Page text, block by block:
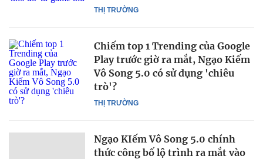
THỊ TRƯỜNG
THỊ TRƯỜNG
Chiếm top 1 Trending của Google
Play trước giờ ra mắt, Ngạo Kiếm
Vô Song 5.0 có sử dụng 'chiêu
trò'?
Ngạo KIếm Vô Song 5.0 chính
thức công bố lộ trình ra mắt vào